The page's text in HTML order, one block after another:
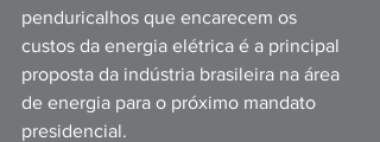
penduricalhos que encarecem os
custos da energia elétrica é a principal
proposta da indústria brasileira na área
de energia para o próximo mandato
presidencial.